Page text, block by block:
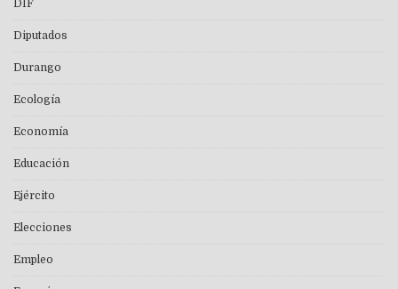
DIF
Diputados
Durango
Ecología
Economía
Educación
Ejército
Elecciones
Empleo